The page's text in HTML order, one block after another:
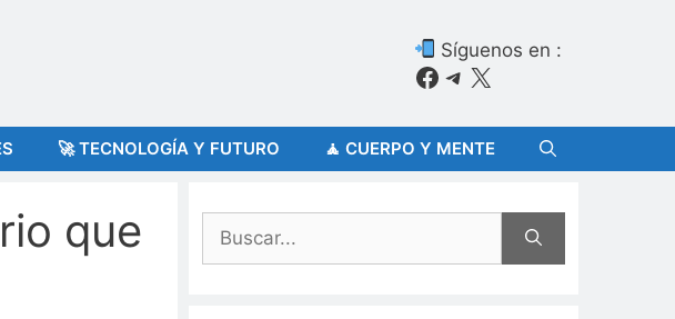
Síguenos en :
Facebook
Telegram
X
🚀 TECNOLOGÍA Y FUTURO 🧘 CUERPO Y MENTE
que
Buscar: